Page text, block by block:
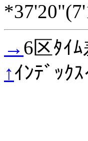
→ 6区ﾀｲ
↑ｲﾝﾃﾞｯｸ